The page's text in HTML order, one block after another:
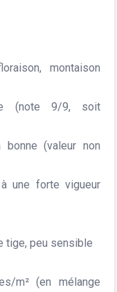
montaison
(note 9/9, soit
(valeur non
une forte vigueur
tige, peu sensible
m² (en mélange